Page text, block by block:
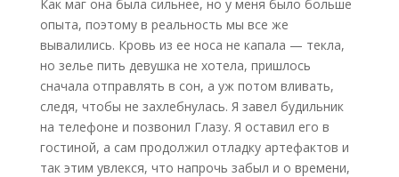
Как маг она была сильнее, но у меня было больше
опыта, поэтому в реальность мы все же
вывалились. Кровь из ее носа не капала — текла,
но зелье пить девушка не хотела, пришлось
сначала отправлять в сон, а уж потом вливать,
следя, чтобы не захлебнулась. Я завел будильник
на телефоне и позвонил Глазу. Я оставил его в
гостиной, а сам продолжил отладку артефактов и
так этим увлекся, что напрочь забыл и о времени,